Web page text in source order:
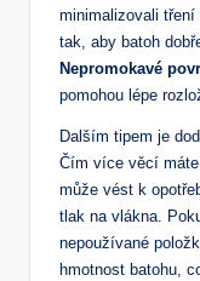
minimalizovali
tak, aby batoh
Nepromokavé
‍pomohou lépe
Dalším tipem⁢ je
Čím více věcí
může ⁣vést k
tlak na vlákna.
nepoužívané
hmotnost batohu,